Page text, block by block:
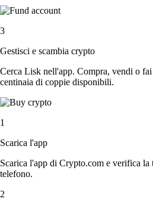
3
Gestisci e scambia crypto
Cerca Lisk nell'app. Compra, vendi o
centinaia di coppie disponibili.
1
Scarica l'app
Scarica l'app di Crypto.com e verifica
telefono.
2